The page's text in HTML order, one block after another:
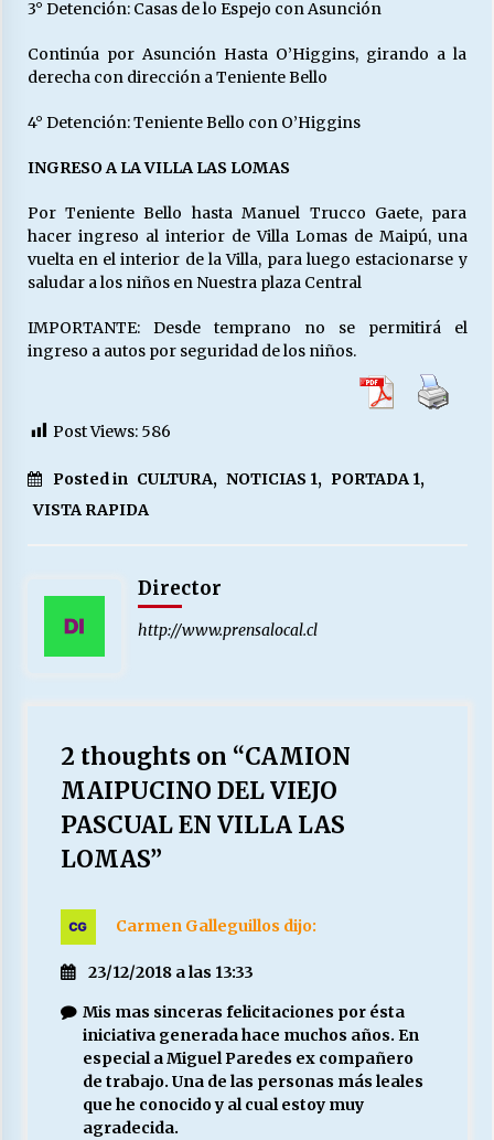
3° Detención: Casas de lo Espejo con Asunción
Continúa por Asunción Hasta O’Higgins, girando a la
derecha con dirección a Teniente Bello
4° Detención: Teniente Bello con O’Higgins
INGRESO A LA VILLA LAS LOMAS
Por Teniente Bello hasta Manuel Trucco Gaete, para
hacer ingreso al interior de Villa Lomas de Maipú, una
vuelta en el interior de la Villa, para luego estacionarse y
saludar a los niños en Nuestra plaza Central
IMPORTANTE: Desde temprano no se permitirá el
ingreso a autos por seguridad de los niños.
Post Views: 586
Posted in CULTURA, NOTICIAS 1, PORTADA 1,
VISTA RAPIDA
Director
http://www.prensalocal.cl
2 thoughts on “CAMION
MAIPUCINO DEL VIEJO
PASCUAL EN VILLA LAS
LOMAS”
Carmen Galleguillos dijo:
23/12/2018 a las 13:33
Mis mas sinceras felicitaciones por ésta
iniciativa generada hace muchos años. En
especial a Miguel Paredes ex compañero
de trabajo. Una de las personas más leales
que he conocido y al cual estoy muy
agradecida.